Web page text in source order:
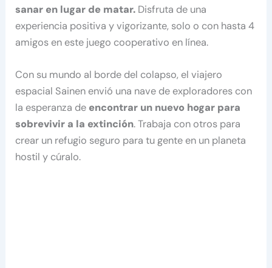
sanar en lugar de matar. Disfruta de una
experiencia positiva y vigorizante, solo o con hasta 4
amigos en este juego cooperativo en línea.
Con su mundo al borde del colapso, el viajero
espacial Sainen envió una nave de exploradores con
la esperanza de encontrar un nuevo hogar para
sobrevivir a la extinción. Trabaja con otros para
crear un refugio seguro para tu gente en un planeta
hostil y cúralo.